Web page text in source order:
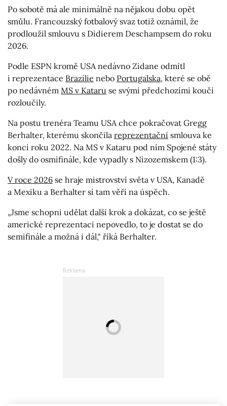
Po sobotě má ale minimálně na nějakou dobu opět
smůlu. Francouzský fotbalový svaz totiž oznámil, že
prodloužil smlouvu s Didierem Deschampsem do roku
2026.
Podle ESPN kromě USA nedávno Zidane odmítl
i reprezentace Brazílie nebo Portugalska, které se obě
po nedávném MS v Kataru se svými předchozími kouči
rozloučily.
Na postu trenéra Teamu USA chce pokračovat Gregg
Berhalter, kterému skončila reprezentační smlouva ke
konci roku 2022. Na MS v Kataru pod ním Spojené státy
došly do osmifinále, kde vypadly s Nizozemskem (1:3).
V roce 2026 se hraje mistrovství světa v USA, Kanadě
a Mexiku a Berhalter si tam věří na úspěch.
„Jsme schopni udělat další krok a dokázat, co se ještě
americké reprezentaci nepovedlo, to je dostat se do
semifinále a možná i dál," říká Berhalter.